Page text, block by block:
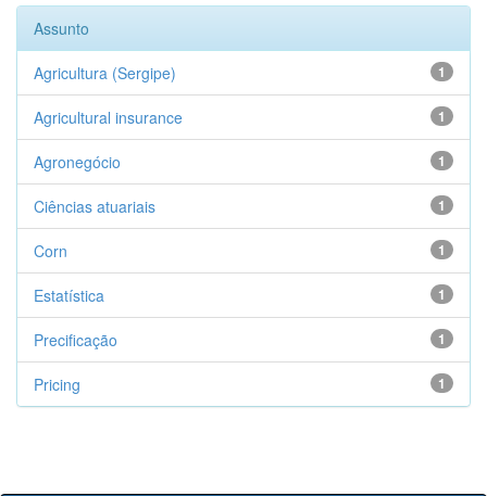
Assunto
1
Agricultura (Sergipe)
1
Agricultural insurance
1
Agronegócio
1
Ciências atuariais
1
Corn
1
Estatística
1
Precificação
1
Pricing